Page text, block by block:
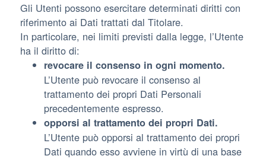
Gli Utenti possono esercitare determinati diritti con
riferimento ai Dati trattati dal Titolare.
In particolare, nei limiti previsti dalla legge, l’Utente
ha il diritto di:
revocare il consenso in ogni momento.
L’Utente può revocare il consenso al
trattamento dei propri Dati Personali
precedentemente espresso.
opporsi al trattamento dei propri Dati.
L’Utente può opporsi al trattamento dei propri
Dati quando esso avviene in virtù di una base